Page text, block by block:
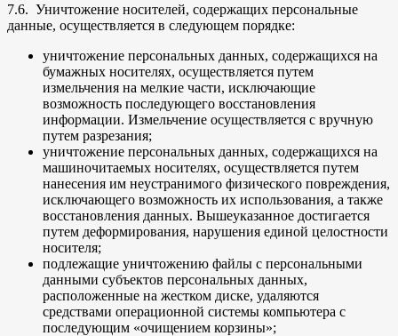
7.6. Уничтожение носителей, содержащих персональные
данные, осуществляется в следующем порядке:
уничтожение персональных данных, содержащихся на
бумажных носителях, осуществляется путем
измельчения на мелкие части, исключающие
возможность последующего восстановления
информации. Измельчение осуществляется с вручную
путем разрезания;
уничтожение персональных данных, содержащихся на
машиночитаемых носителях, осуществляется путем
нанесения им неустранимого физического повреждения,
исключающего возможность их использования, а также
восстановления данных. Вышеуказанное достигается
путем деформирования, нарушения единой целостности
носителя;
подлежащие уничтожению файлы с персональными
данными субъектов персональных данных,
расположенные на жестком диске, удаляются
средствами операционной системы компьютера с
последующим «очищением корзины»;